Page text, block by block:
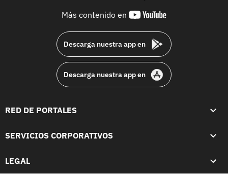
Más contenido en
youtube-
Descarga nuestra app en
Descarga nuestra app en
RED DE PORTALES
SERVICIOS CORPORATIVOS
LEGAL